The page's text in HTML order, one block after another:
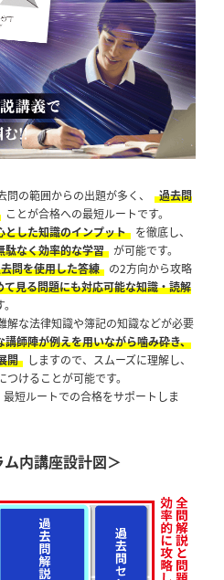
の範囲からの出題が多く、
過去問
ことが合格への最短ルートです。
とした知識のインプット
を徹底し、
駄なく効率的な学習 が可能です。
問を使用した答練
の2方向から攻略
て見る問題にも対応可能な知識・読解
解な法律知識や簿記の知識などが必要
講師陣が例えを用いながら噛み砕き、
開
しますので、スムーズに理解し、
けることが可能です。
最短ルートでの合格をサポートしま
内講座設計図＞